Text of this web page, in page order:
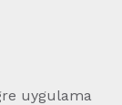
uygulama